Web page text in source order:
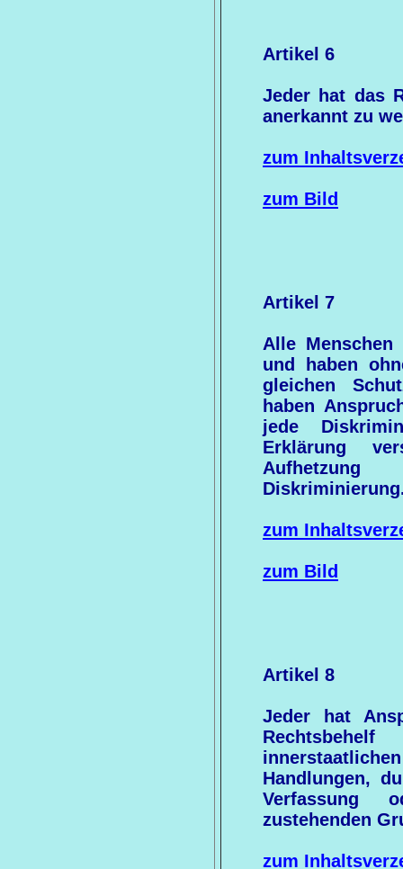
Artikel 6
Jeder hat das
anerkannt zu
zum
zum Bild
Artikel 7
Alle
und haben
gleichen
haben
jede
Erklärung
zum
zum Bild
Artikel 8
Jeder hat
Handlungen,
Verfassung
zustehenden
zum